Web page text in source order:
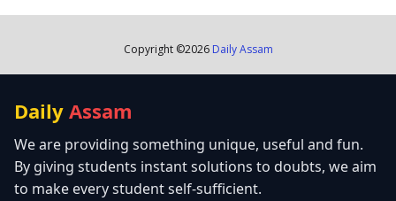
Copyright ©2026 Daily Assam
Daily Assam
We are providing something unique, useful and fun.
By giving students instant solutions to doubts, we aim
to make every student self-sufficient.